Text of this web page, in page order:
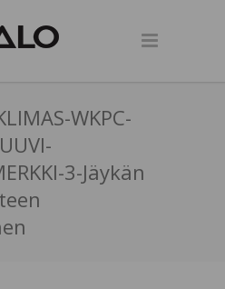
WKPC-
3-Jäykän